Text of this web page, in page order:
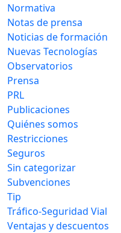
Normativa
Notas de prensa
Noticias de formación
Nuevas Tecnologías
Observatorios
Prensa
PRL
Publicaciones
Quiénes somos
Restricciones
Seguros
Sin categorizar
Subvenciones
Tip
Tráfico-Seguridad Vial
Ventajas y descuentos